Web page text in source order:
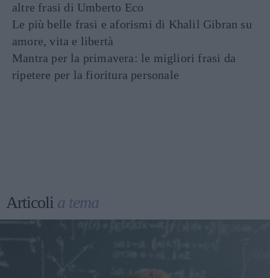
altre frasi di Umberto Eco
Le più belle frasi e aforismi di Khalil Gibran su
amore, vita e libertà
Mantra per la primavera: le migliori frasi da
ripetere per la fioritura personale
Articoli a tema